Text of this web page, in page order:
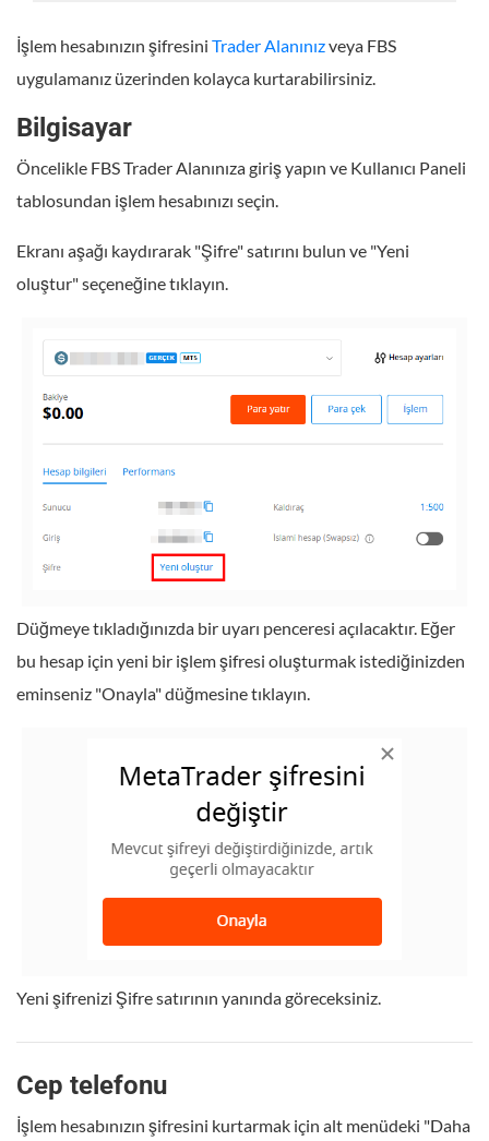
İşlem hesabınızın şifresini Trader Alanınızveya FBS
uygulamanız üzerinden kolayca kurtarabilirsiniz.
Bilgisayar
Öncelikle FBS Trader Alanınıza giriş yapın ve Kullanıcı Paneli
tablosundan işlem hesabınızı seçin.
Ekranı aşağı kaydırarak "Şifre" satırını bulun ve "Yeni
oluştur" seçeneğine tıklayın.
Düğmeye tıkladığınızda bir uyarı penceresi açılacaktır. Eğer
bu hesap için yeni bir işlem şifresi oluşturmak istediğinizden
eminseniz "Onayla" düğmesine tıklayın.
Yeni şifrenizi Şifre satırının yanında göreceksiniz.
Cep telefonu
İşlem hesabınızın şifresini kurtarmak için alt menüdeki "Daha